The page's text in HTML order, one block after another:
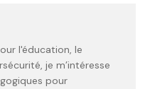
l'éducation, le
je m’intéresse
pour